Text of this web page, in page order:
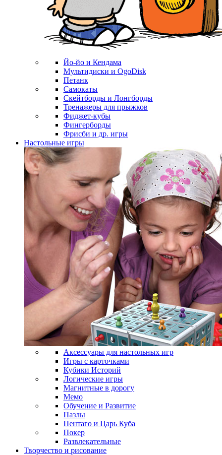
Йо-йо и Кендама
Мультидиски и OgoDisk
Петанк
Самокаты
Скейтборды и Лонгборды
Тренажеры для прыжков
Фиджет-кубы
Фингерборды
Фрисби и др. игры
Настольные игры
Аксессуары для настольных игр
Игры с карточками
Кубики Историй
Логические игры
Магнитные в дорогу
Мемо
Обучение и Развитие
Пазлы
Пентаго и Царь Куба
Покер
Развлекательные
Творчество и рисование